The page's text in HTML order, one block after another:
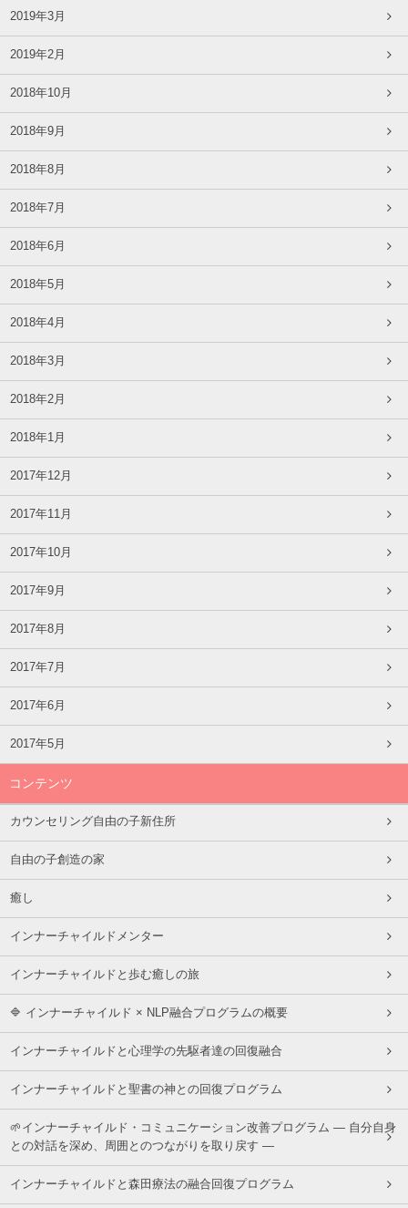
2019年3月
2019年2月
2018年10月
2018年9月
2018年8月
2018年7月
2018年6月
2018年5月
2018年4月
2018年3月
2018年2月
2018年1月
2017年12月
2017年11月
2017年10月
2017年9月
2017年8月
2017年7月
2017年6月
2017年5月
コンテンツ
カウンセリング自由の子新住所
自由の子創造の家
癒し
インナーチャイルドメンター
インナーチャイルドと歩む癒しの旅
🔷 インナーチャイルド × NLP融合プログラムの概要
インナーチャイルドと心理学の先駆者達の回復融合
インナーチャイルドと聖書の神との回復プログラム
🌱インナーチャイルド・コミュニケーション改善プログラム ― 自分自身
との対話を深め、周囲とのつながりを取り戻す ―
インナーチャイルドと森田療法の融合回復プログラム